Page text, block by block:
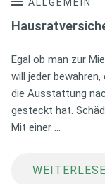
Egal ob man zur
will jeder
die Ausstattung
gesteckt hat.
Mit einer …